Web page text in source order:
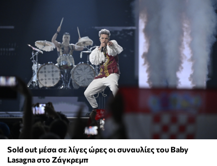
Sold out μέσα σε λίγες ώρες οι συναυλίες του Baby
Lasagna στο Ζάγκρεμπ